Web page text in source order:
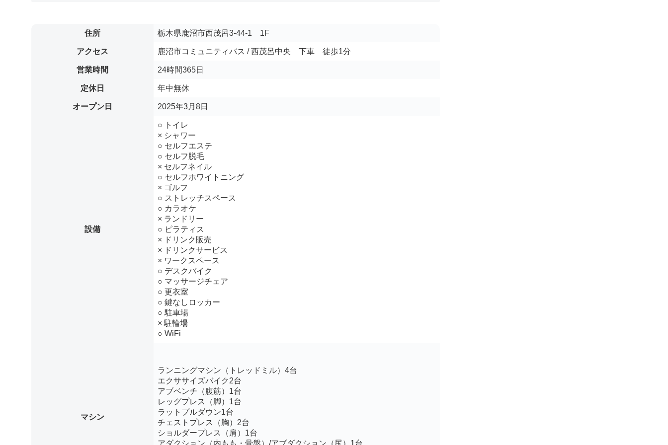
住所 栃木県鹿沼市西茂呂3-44-1 1F
アクセス 鹿沼市コミュニティバス / 西茂呂中央 下車 徒歩1分
営業時間 24時間365日
定休日 年中無休
オープン日 2025年3月8日
設備
○ トイレ
× シャワー
○ セルフエステ
○ セルフ脱毛
× セルフネイル
○ セルフホワイトニング
× ゴルフ
○ ストレッチスペース
○ カラオケ
× ランドリー
○ ピラティス
× ドリンク販売
× ドリンクサービス
× ワークスペース
○ デスクバイク
○ マッサージチェア
○ 更衣室
○ 鍵なしロッカー
○ 駐車場
× 駐輪場
○ WiFi
マシン
ランニングマシン（トレッドミル）4台
エクササイズバイク2台
アブベンチ（腹筋）1台
レッグプレス（脚）1台
ラットプルダウン1台
チェストプレス（胸）2台
ショルダープレス（肩）1台
アダクション（内もも・骨盤）/アブダクション（尻）1台